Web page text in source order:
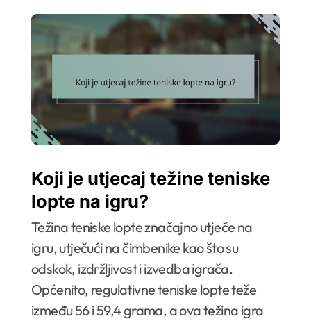
Koji je utjecaj težine teniske
lopte na igru?
Težina teniske lopte značajno utječe na
igru, utječući na čimbenike kao što su
odskok, izdržljivost i izvedba igrača.
Općenito, regulativne teniske lopte teže
između 56 i 59,4 grama, a ova težina igra